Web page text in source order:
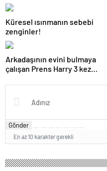
Küresel ısınmanın sebebi
zenginler!
Arkadaşının evini bulmaya
çalışan Prens Harry 3 kez
Gönder
En az 10 karakter gerekli